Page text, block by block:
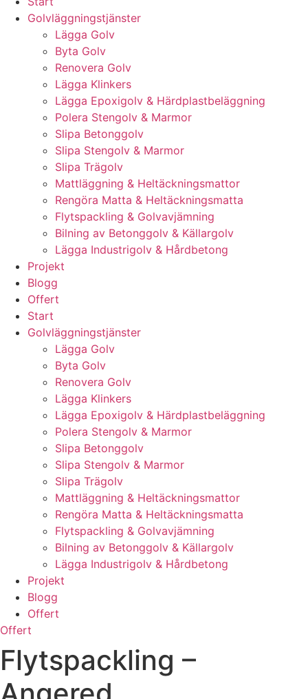
Golvläggningstjänster
Lägga Golv
Byta Golv
Renovera Golv
Lägga Klinkers
Lägga Epoxigolv & Härdplastbeläggning
Polera Stengolv & Marmor
Slipa Betonggolv
Slipa Stengolv & Marmor
Slipa Trägolv
Mattläggning & Heltäckningsmattor
Rengöra Matta & Heltäckningsmatta
Flytspackling & Golvavjämning
Bilning av Betonggolv & Källargolv
Lägga Industrigolv & Hårdbetong
Projekt
Blogg
Offert
Start
Golvläggningstjänster
Lägga Golv
Byta Golv
Renovera Golv
Lägga Klinkers
Lägga Epoxigolv & Härdplastbeläggning
Polera Stengolv & Marmor
Slipa Betonggolv
Slipa Stengolv & Marmor
Slipa Trägolv
Mattläggning & Heltäckningsmattor
Rengöra Matta & Heltäckningsmatta
Flytspackling & Golvavjämning
Bilning av Betonggolv & Källargolv
Lägga Industrigolv & Hårdbetong
Projekt
Blogg
Offert
Offert
Flytspackling –